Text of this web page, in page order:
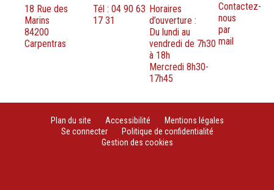
18 Rue des
Marins
84200
Carpentras
Tél : 04 90 63
17 31
Horaires
d’ouverture :
Du lundi au
vendredi de 7h30
à 18h
Mercredi 8h30-
17h45
Contactez-
nous
par
mail
Plan du site Accessibilité
Mentions légales
Se connecter
Politique de confidentialité
Gestion des cookies